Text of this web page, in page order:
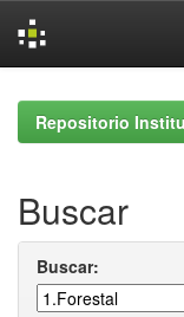
navigationRepositorio
Buscar
Buscar: